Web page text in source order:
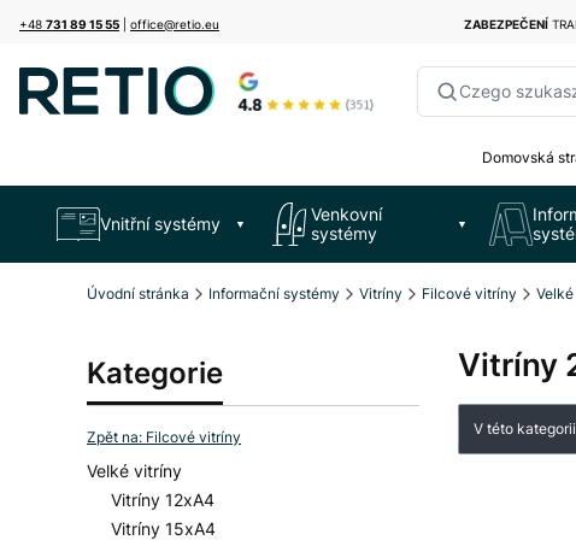
+48 731 89 15 55 office@retio.eu ZABEZPEČENÍ
Czego
Domovská
Vnitřní systémy ▼
Venkovní
systémy
▼
Úvodní stránka Informační systémy Vitríny Filcové vitríny
Kategorie
Zpět na: Filcové vitríny
Velké vitríny
Vitríny 12xA4
Vitríny 15xA4
Vitríny
V této